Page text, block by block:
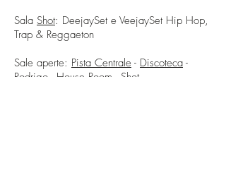
Sala Shot: DeejaySet e VeejaySet Hip Hop,
Trap & Reggaeton
Sale aperte: Pista Centrale - Discoteca -
Rodrigo
House Room
Shot